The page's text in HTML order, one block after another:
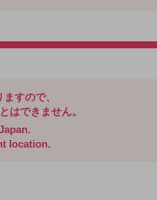
すので、
はできません。
location.